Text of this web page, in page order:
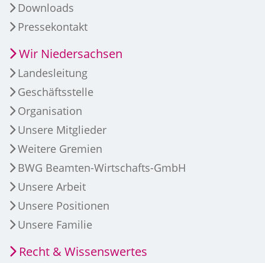
Downloads
Pressekontakt
Wir Niedersachsen
Landesleitung
Geschäftsstelle
Organisation
Unsere Mitglieder
Weitere Gremien
BWG Beamten-Wirtschafts-GmbH
Unsere Arbeit
Unsere Positionen
Unsere Familie
Recht & Wissenswertes